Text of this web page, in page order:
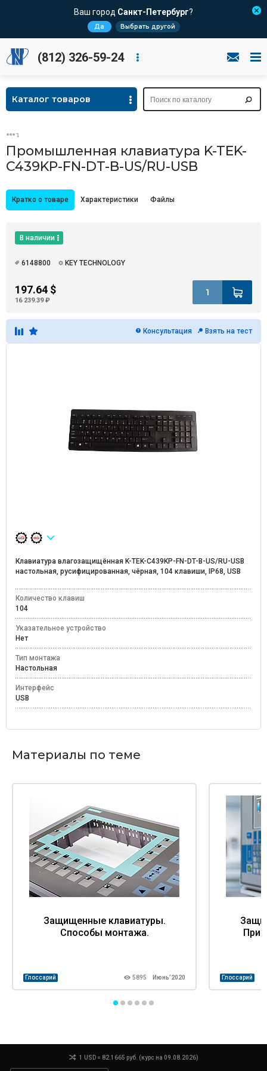
Ваш город Санкт-Петербург?
Да Выбрать другой
(812) 326-59-24
Каталог товаров
Промышленная клавиатура K-TEK-
C439KP-FN-DT-B-US/RU-USB
Кратко о товаре Характеристики Файлы
В наличии
6148800 KEY TECHNOLOGY
197.64 $
16 239.39 ₽
Консультация Взять на тест
Клавиатура влагозащищённая K-TEK-C439KP-FN-DT-B-US/RU-USB
настольная, русифицированная, чёрная, 104 клавиши, IP68, USB
Количество клавиш
104
Указательное устройство
Нет
Тип монтажа
Настольная
Интерфейс
USB
Материалы по теме
Защищенные клавиатуры.
Способы монтажа.
Глоссарий 5895 Июнь’2020 Глоссарий
1 USD = 82.1665 руб. (курс на 09.08.2026)